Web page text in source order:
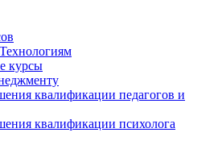
курсы
квалификации педагогов и
квалификации психолога